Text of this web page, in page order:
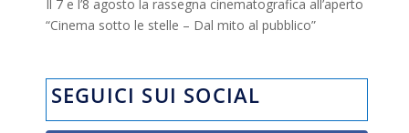
Il 7 e l’8 agosto la rassegna cinematografica all’aperto
“Cinema sotto le stelle – Dal mito al pubblico”
SEGUICI SUI SOCIAL